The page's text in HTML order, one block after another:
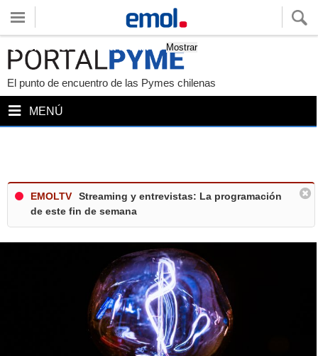
El punto de encuentro de las Pymes chilenas
MENÚ
Quieres ver tu clima local? Mostrar
EMOLTV
Streaming y entrevistas: La programación
de este fin de semana